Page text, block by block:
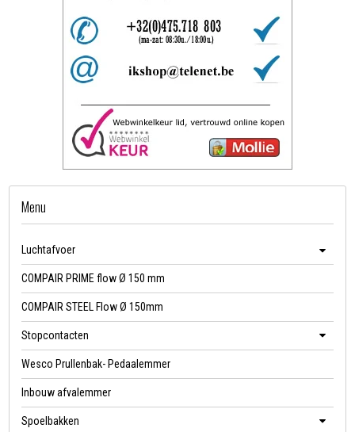
Menu
Luchtafvoer
COMPAIR PRIME flow Ø 150 mm
COMPAIR STEEL Flow Ø 150mm
Stopcontacten
Wesco Prullenbak- Pedaalemmer
Inbouw afvalemmer
Spoelbakken